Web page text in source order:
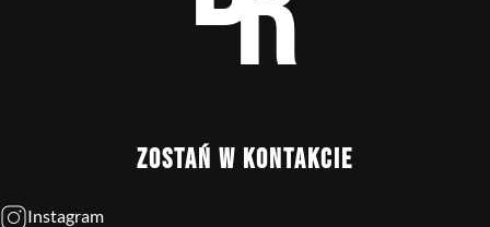
ZOSTAŃ W KONTAKCIE
Instagram